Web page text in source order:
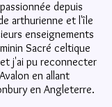
passionnée depuis
arthurienne et l'île
enseignements
Sacré celtique
j'ai pu reconnecter
en allant
en Angleterre.